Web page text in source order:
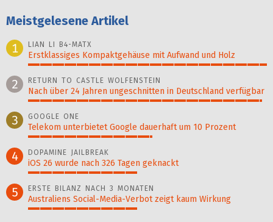
Meistgelesene Artikel
1
LIAN LI B4-MATX
Erstklassiges Kompaktgehäuse mit Aufwand und Holz
100%
2 RETURN TO CASTLE WOLFENSTEIN
Nach über 24 Jahren ungeschnitten in Deutschland verfügbar
98%
3 GOOGLE ONE
Telekom unterbietet Google dauerhaft um 10 Prozent
52%
4 DOPAMINE JAILBREAK
iOS 26 wurde nach 326 Tagen geknackt
46%
5 ERSTE BILANZ NACH 3 MONATEN
Australiens Social-Media-Verbot zeigt kaum Wirkung
46%